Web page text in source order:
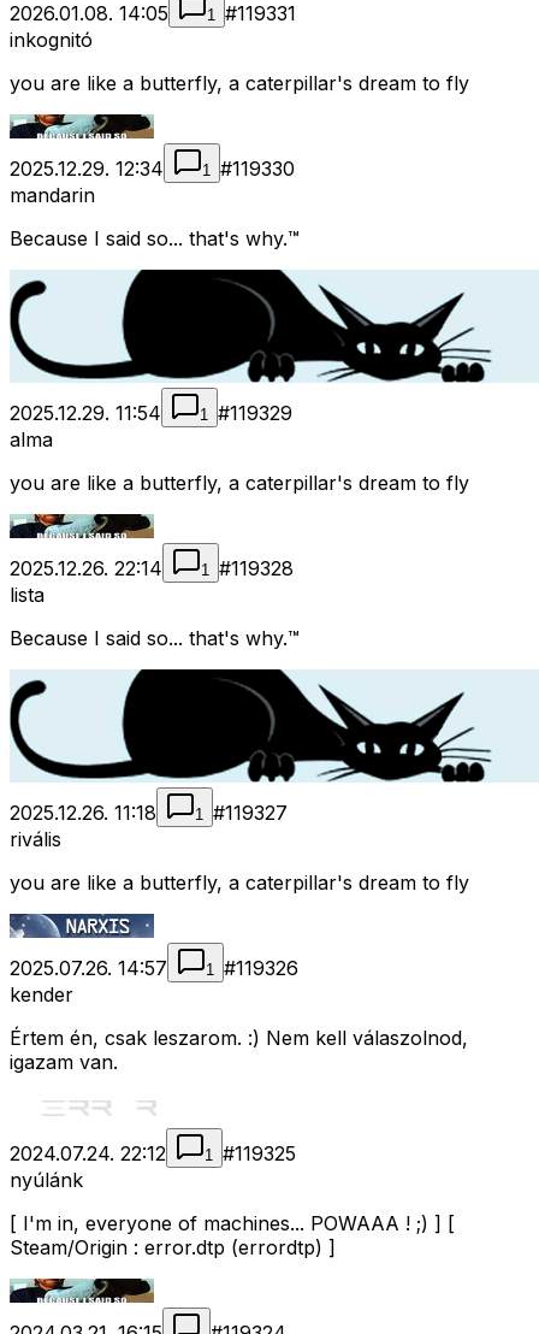
2026.01.08. 14:05 1 #119331
inkognitó
you are like a butterfly, a caterpillar's dream to fly
2025.12.29. 12:34 1 #119330
mandarin
Because I said so... that's why.™
2025.12.29. 11:54 1 #119329
alma
you are like a butterfly, a caterpillar's dream to fly
2025.12.26. 22:14 1 #119328
lista
Because I said so... that's why.™
2025.12.26. 11:18 1 #119327
rivális
you are like a butterfly, a caterpillar's dream to fly
2025.07.26. 14:57 1 #119326
kender
Értem én, csak leszarom. :) Nem kell válaszolnod,
igazam van.
2024.07.24. 22:12 1 #119325
nyúlánk
[ I'm in, everyone of machines... POWAAA ! ;) ] [
Steam/Origin : error.dtp (errordtp) ]